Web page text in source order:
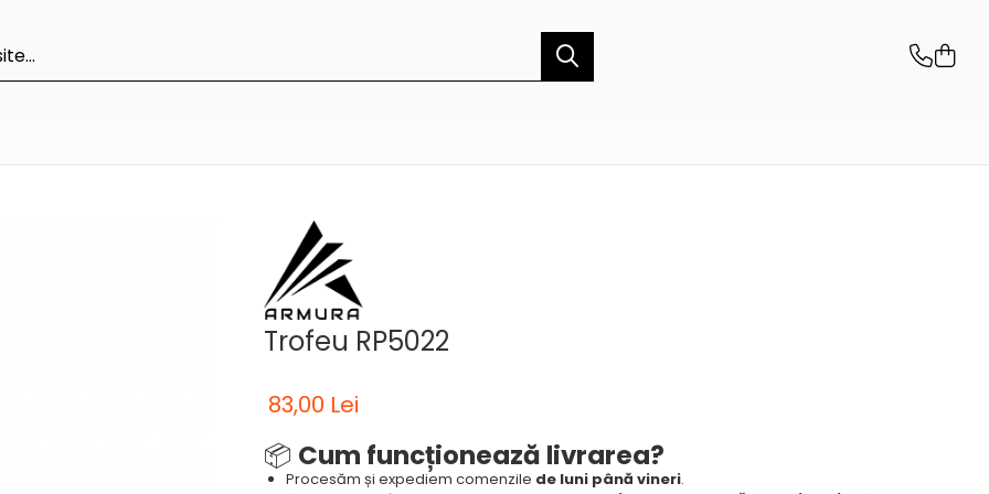
Trofeu RP5022
83,00 Lei
📦 Cum funcționează livrarea?
Procesăm și expediem comenzile de luni până vineri.